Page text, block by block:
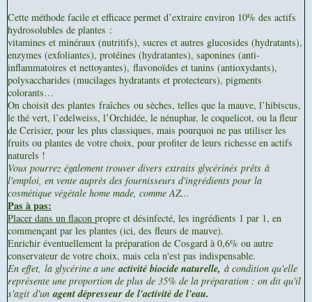
Cette méthode facile et efficace permet d’extraire environ 10% des actifs
hydrosolubles de plantes :
vitamines et minéraux (nutritifs), sucres et autres glucosides (hydratants),
enzymes (exfoliantes), protéines (hydratantes), saponines (anti-
inflammatoires et nettoyantes), flavonoïdes et tanins (antioxydants),
polysaccharides (mucilages hydratants et protecteurs), pigments
colorants…
On choisit des plantes fraîches ou sèches, telles que la mauve, l’hibiscus,
le thé vert, l’edelweiss, l’Orchidée, le nénuphar, le coquelicot, ou la fleur
de Cerisier, pour les plus classiques, mais pourquoi ne pas utiliser les
fruits ou plantes de votre choix, pour profiter de leurs richesse en actifs
naturels !
Vous pourrez également trouver divers extraits glycérinés prêts à
l'emploi, en vente auprès des fournisseurs d'ingrédients pour la
cosmétique végétale home made, comme AZ...
Pas à pas:
Placer dans un flacon propre et désinfecté, les ingrédients 1 par 1, en
commençant par les plantes (ici, des fleurs de mauve).
Enrichir éventuellement la préparation de Cosgard à 0,6% ou autre
conservateur de votre choix, mais cela n'est pas indispensable.
En effet, la glycérine a une activité biocide naturelle, à condition qu'elle
représente une proportion de plus de 35% de la préparation : on dit qu'il
s'agit d'unagent dépresseur de l'activité de l'eau.